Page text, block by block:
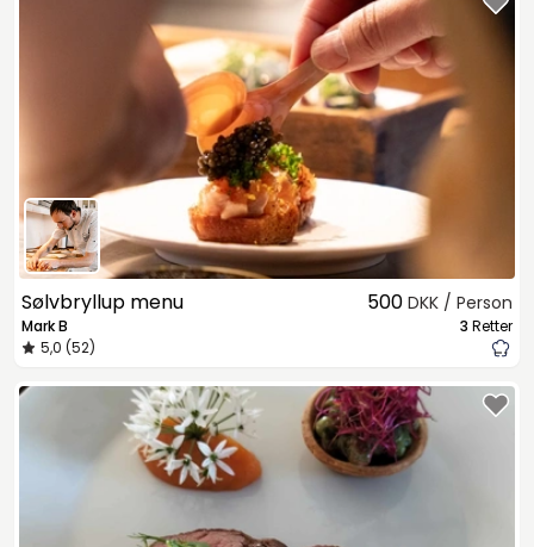
Sølvbryllup menu
Mark B
5,0 (52)
500 DKK / Person
3 Retter